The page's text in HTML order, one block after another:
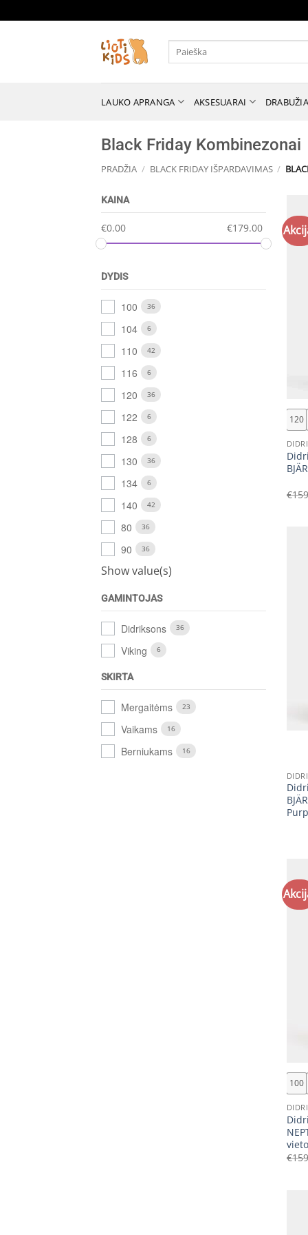
to
Ieškoti:
LAUKO APRANGA AKSESUARAI
Black Friday Kombinezonai
PRADŽIA / BLACK FRIDAY IŠPARDAVIMAS /
KAINA
€0.00 €179.00
DYDIS
100 36
104 6
110 42
116 6
120 36
122 6
128 6
130 36
134 6
140 42
80 36
90 36
Show value(s)
GAMINTOJAS
Didriksons 36
Viking 6
SKIRTA
Mergaitėms 23
Vaikams 16
Berniukams 16
120
€
100
€